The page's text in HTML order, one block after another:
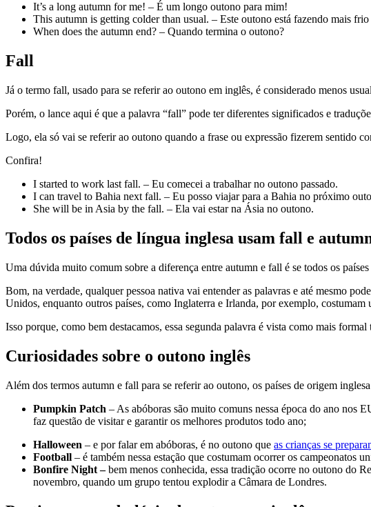
It’s a long autumn for me! – É um longo outono para mim!
This autumn is getting colder than usual. – Este outono está fazendo mais
When does the autumn end? – Quando termina o outono?
Fall
Já o termo fall, usado para se referir ao outono em inglês, é considerado menos
Porém, o lance aqui é que a palavra “fall” pode ter diferentes significados e
Logo, ela só vai se referir ao outono quando a frase ou expressão fizerem sentido
Confira!
I started to work last fall. – Eu comecei a trabalhar no outono passado.
I can travel to Bahia next fall. – Eu posso viajar para a Bahia no próximo
She will be in Asia by the fall. – Ela vai estar na Ásia no outono.
Todos os países de língua inglesa usam fall e
Uma dúvida muito comum sobre a diferença entre autumn e fall é se todos os
Bom, na verdade, qualquer pessoa nativa vai entender as palavras e até mesmo
Unidos, enquanto outros países, como Inglaterra e Irlanda, por exemplo, costumam
Isso porque, como bem destacamos, essa segunda palavra é vista como mais formal
Curiosidades sobre o outono inglês
Além dos termos autumn e fall para se referir ao outono, os países de origem
Pumpkin Patch – As abóboras são muito comuns nessa época do ano nos
faz questão de visitar e garantir os melhores produtos todo ano;
Halloween – e por falar em abóboras, é no outono que as crianças se
Football – é também nessa estação que costumam ocorrer os campeonatos
Bonfire Night –bem menos conhecida, essa tradição ocorre no outono do
novembro, quando um grupo tentou explodir a Câmara de Londres.